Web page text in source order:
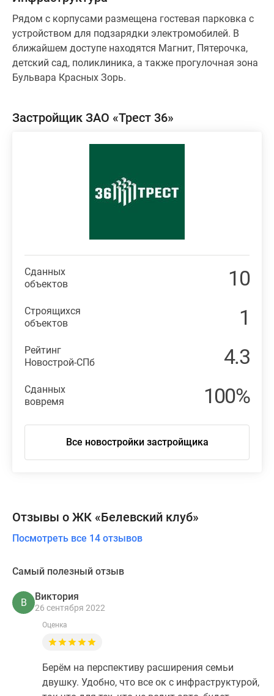
Рядом с корпусами размещена гостевая парковка с
устройством для подзарядки электромобилей. В
ближайшем доступе находятся Магнит, Пятерочка,
детский сад, поликлиника, а также прогулочная зона
Бульвара Красных Зорь.
Застройщик ЗАО «Трест 36»
Сданных
объектов
10
Строящихся
объектов
1
Рейтинг
Новострой-СПб
4.3
Сданных
вовремя
100%
Все новостройки застройщика
Отзывы о ЖК «Белевский клуб»
Посмотреть все 14 отзывов
Самый полезный отзыв
В
Виктория
26 сентября 2022
Оценка
Берём на перспективу расширения семьи
двушку. Удобно, что все ок с инфраструктурой,